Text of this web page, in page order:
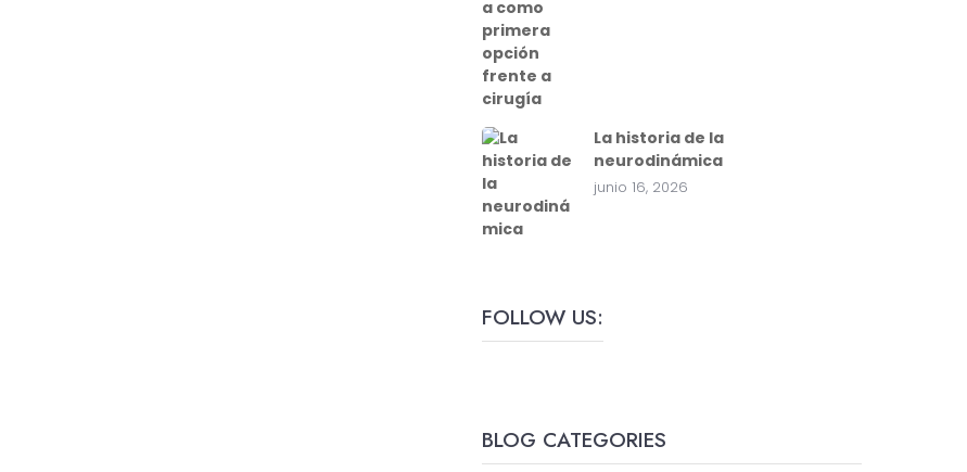
La historia de la
neurodinámica
junio 16, 2026
FOLLOW US:
BLOG CATEGORIES